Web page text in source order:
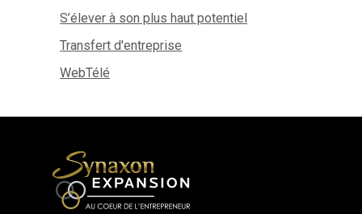
S’élever à son plus haut potentiel
Transfert d'entreprise
WebTélé